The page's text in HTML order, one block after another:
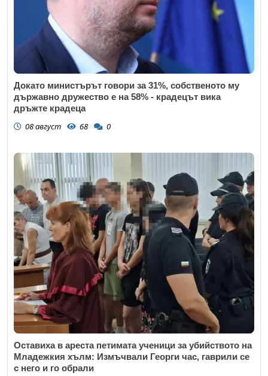
Докато министърът говори за 31%, собственото му
държавно дружество е на 58% - крадецът вика
дръжте крадеца
08 август 68 0
Оставиха в ареста петимата ученици за убийството на
Младежкия хълм: Измъчвали Георги час, гаврили се
с него и го обрали